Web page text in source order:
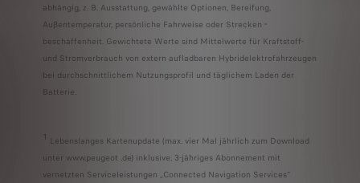
abhängig, z. B. Ausstattung, gewählte Optionen, Bereifung,
Außentemperatur, persönliche Fahrweise oder Strecken­
beschaffenheit. Gewichtete Werte sind Mittelwerte für Kraftstoff-
und Stromverbrauch von extern aufladbaren Hybridelektrofahrzeugen
bei durchschnittlichem Nutzungsprofil und täglichem Laden der
Batterie.
1 Lebenslanges Kartenupdate (max. vier Mal jährlich zum Download
unter www.peugeot .de) inklusive. 3-jähriges Abonnement mit
vernetzten Serviceleistungen „Connected Navigation Services“